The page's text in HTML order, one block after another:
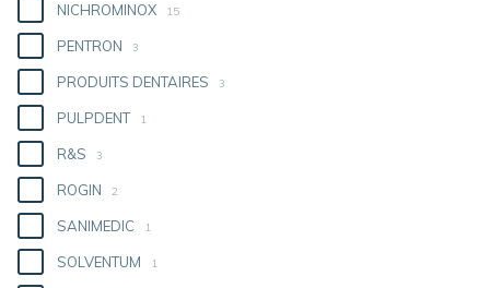
NICHROMINOX 15
PENTRON 3
PRODUITS DENTAIRES 3
PULPDENT 1
R&S 3
ROGIN 2
SANIMEDIC 1
SOLVENTUM 1